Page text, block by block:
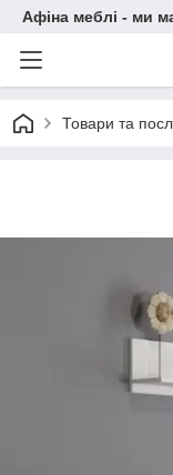
Афіна меблі - ми
Товари та